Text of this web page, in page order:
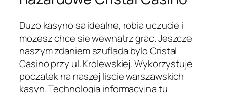
Duzo kasyno sa idealne, robia uczucie i
mozesz chce sie wewnatrz grac. Jeszcze
naszym zdaniem szuflada bylo Cristal
Casino przy ul. Krolewskiej. Wykorzystuje
poczatek na naszej liscie warszawskich
kasyn. Technologia informacyjna tu